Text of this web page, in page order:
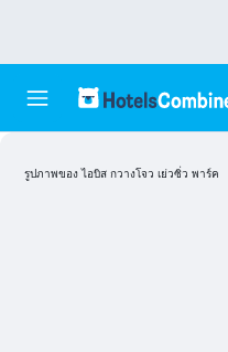
รูปภาพของ ไอบิส กวางโจว เย่วซิ่ว พาร์ค